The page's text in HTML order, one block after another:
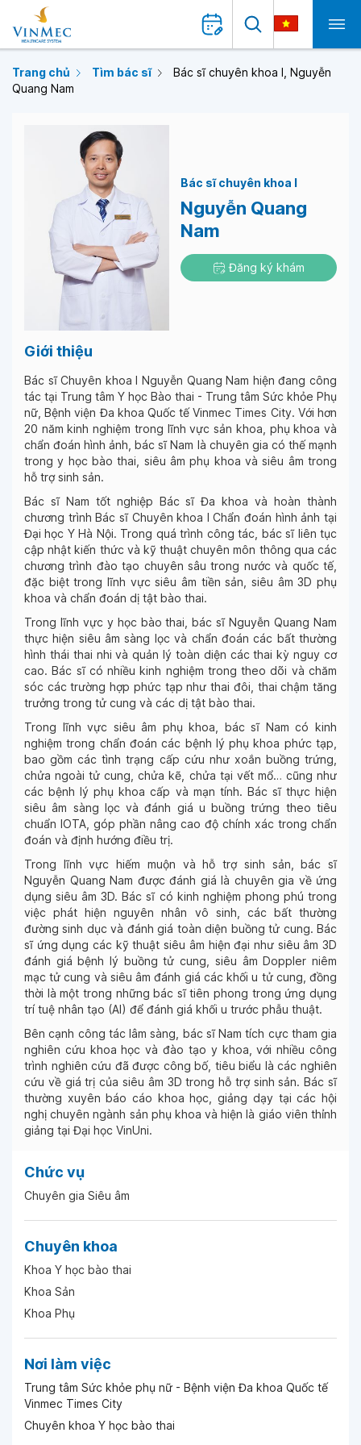
Trang chủ Tìm bác sĩ
Bác sĩ chuyên khoa I, Nguyễn
Quang Nam
Bác sĩ chuyên khoa I
Nguyễn Quang
Nam
Đăng ký khám
Giới thiệu
Bác sĩ Chuyên khoa I Nguyễn Quang Nam hiện đang công
tác tại Trung tâm Y học Bào thai - Trung tâm Sức khỏe Phụ
nữ, Bệnh viện Đa khoa Quốc tế Vinmec Times City. Với hơn
20 năm kinh nghiệm trong lĩnh vực sản khoa, phụ khoa và
chẩn đoán hình ảnh, bác sĩ Nam là chuyên gia có thế mạnh
trong y học bào thai, siêu âm phụ khoa và siêu âm trong
hỗ trợ sinh sản.
Bác sĩ Nam tốt nghiệp Bác sĩ Đa khoa và hoàn thành
chương trình Bác sĩ Chuyên khoa I Chẩn đoán hình ảnh tại
Đại học Y Hà Nội. Trong quá trình công tác, bác sĩ liên tục
cập nhật kiến thức và kỹ thuật chuyên môn thông qua các
chương trình đào tạo chuyên sâu trong nước và quốc tế,
đặc biệt trong lĩnh vực siêu âm tiền sản, siêu âm 3D phụ
khoa và chẩn đoán dị tật bào thai.
Trong lĩnh vực y học bào thai, bác sĩ Nguyễn Quang Nam
thực hiện siêu âm sàng lọc và chẩn đoán các bất thường
hình thái thai nhi và quản lý toàn diện các thai kỳ nguy cơ
cao. Bác sĩ có nhiều kinh nghiệm trong theo dõi và chăm
sóc các trường hợp phức tạp như thai đôi, thai chậm tăng
trưởng trong tử cung và các dị tật bào thai.
Trong lĩnh vực siêu âm phụ khoa, bác sĩ Nam có kinh
nghiệm trong chẩn đoán các bệnh lý phụ khoa phức tạp,
bao gồm các tình trạng cấp cứu như xoắn buồng trứng,
chửa ngoài tử cung, chửa kẽ, chửa tại vết mổ… cũng như
các bệnh lý phụ khoa cấp và mạn tính. Bác sĩ thực hiện
siêu âm sàng lọc và đánh giá u buồng trứng theo tiêu
chuẩn IOTA, góp phần nâng cao độ chính xác trong chẩn
đoán và định hướng điều trị.
Trong lĩnh vực hiếm muộn và hỗ trợ sinh sản, bác sĩ
Nguyễn Quang Nam được đánh giá là chuyên gia về ứng
dụng siêu âm 3D. Bác sĩ có kinh nghiệm phong phú trong
việc phát hiện nguyên nhân vô sinh, các bất thường
đường sinh dục và đánh giá toàn diện buồng tử cung. Bác
sĩ ứng dụng các kỹ thuật siêu âm hiện đại như siêu âm 3D
đánh giá bệnh lý buồng tử cung, siêu âm Doppler niêm
mạc tử cung và siêu âm đánh giá các khối u tử cung, đồng
thời là một trong những bác sĩ tiên phong trong ứng dụng
trí tuệ nhân tạo (AI) để đánh giá khối u trước phẫu thuật.
Bên cạnh công tác lâm sàng, bác sĩ Nam tích cực tham gia
nghiên cứu khoa học và đào tạo y khoa, với nhiều công
trình nghiên cứu đã được công bố, tiêu biểu là các nghiên
cứu về giá trị của siêu âm 3D trong hỗ trợ sinh sản. Bác sĩ
thường xuyên báo cáo khoa học, giảng dạy tại các hội
nghị chuyên ngành sản phụ khoa và hiện là giáo viên thỉnh
giảng tại Đại học VinUni.
Chức vụ
Chuyên gia Siêu âm
Chuyên khoa
Khoa Y học bào thai
Khoa Sản
Khoa Phụ
Nơi làm việc
Trung tâm Sức khỏe phụ nữ - Bệnh viện Đa khoa Quốc tế
Vinmec Times City
Chuyên khoa Y học bào thai